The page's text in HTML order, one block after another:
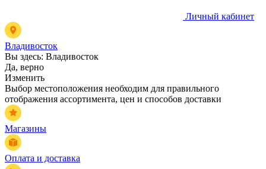
Личный кабинет
Владивосток
Вы здесь: Владивосток
Да, верно
Изменить
Выбор местоположения необходим для правильного
отображения ассортимента, цен и способов доставки
Магазины
Оплата и доставка